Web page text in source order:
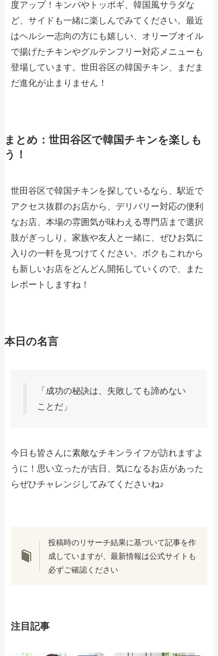
度アップ！キンパやトッポギ、韓国風サラダな
ど、サイドも一緒に楽しんでみてください。最近
はヘルシー志向の方にも嬉しい、オリーブオイル
で揚げたチキンやグルテンフリー対応メニューも
登場しています。世田谷区の韓国チキン、まだま
だ進化が止まりません！
まとめ：世田谷区で韓国チキンを楽しも
う！
世田谷区で韓国チキンを探しているなら、駅近で
アクセス抜群のお店から、デリバリー対応の便利
なお店、本場の雰囲気が味わえる専門店まで選択
肢がぎっしり。家族や友人と一緒に、ぜひお気に
入りの一軒を見つけてください。ボクもこれから
も新しいお店をどんどん開拓していくので、また
レポートしますね！
本日の名言
「成功の秘訣は、失敗しても諦めない
ことだ」
今日も皆さんに素敵なチキンライフが訪れますよ
うに！思い立ったが吉日、気になるお店があった
らぜひチャレンジしてみてくださいね♪
投稿時のリサーチ結果に基づいて記事を作
成していますが、最新情報は公式サイトも
必ずご確認ください
注目記事